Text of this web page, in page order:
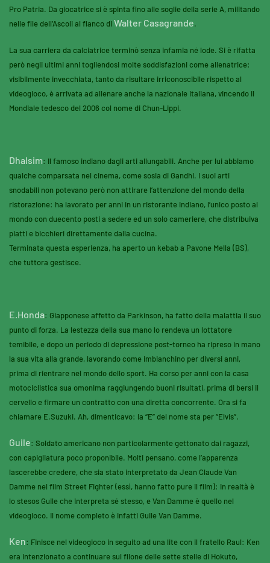
Pro Patria. Da giocatrice si è spinta fino alle soglie della serie A, militando
nelle file dell’Ascoli al fianco diWalter Casagrande.
La sua carriera da calciatrice terminò senza infamia né lode. Si è rifatta
però negli ultimi anni togliendosi molte soddisfazioni come allenatrice:
visibilmente invecchiata, tanto da risultare irriconoscibile rispetto al
videogioco, è arrivata ad allenare anche la nazionale italiana, vincendo il
Mondiale tedesco del 2006 col nome di Chun-Lippi.
Dhalsim: Il famoso indiano dagli arti allungabili. Anche per lui abbiamo
qualche comparsata nel cinema, come sosia di Gandhi. I suoi arti
snodabili non potevano però non attirare l’attenzione del mondo della
ristorazione: ha lavorato per anni in un ristorante indiano, l’unico posto al
mondo con duecento posti a sedere ed un solo cameriere, che distribuiva
piatti e bicchieri direttamente dalla cucina.
Terminata questa esperienza, ha aperto un kebab a Pavone Mella (BS),
che tuttora gestisce.
E.Honda: Giapponese affetto da Parkinson, ha fatto della malattia il suo
punto di forza. La lestezza della sua mano lo rendeva un lottatore
temibile, e dopo un periodo di depressione post-torneo ha ripreso in mano
la sua vita alla grande, lavorando come imbianchino per diversi anni,
prima di rientrare nel mondo dello sport. Ha corso per anni con la casa
motociclistica sua omonima raggiungendo buoni risultati, prima di bersi il
cervello e firmare un contratto con una diretta concorrente. Ora si fa
chiamare E.Suzuki. Ah, dimenticavo: la “E” del nome sta per “Elvis”.
Guile: Soldato americano non particolarmente gettonato dai ragazzi,
con capigliatura poco proponibile. Molti pensano, come l’apparenza
lascerebbe credere, che sia stato interpretato da Jean Claude Van
Damme nel film Street Fighter (essì, hanno fatto pure il film): in realtà è
lo stesos Guile che interpreta sé stesso, e Van Damme è quello nel
videogioco. Il nome completo è infatti Guile Van Damme.
Ken: Finisce nel videogioco in seguito ad una lite con il fratello Raul: Ken
era intenzionato a continuare sul filone delle sette stelle di Hokuto,